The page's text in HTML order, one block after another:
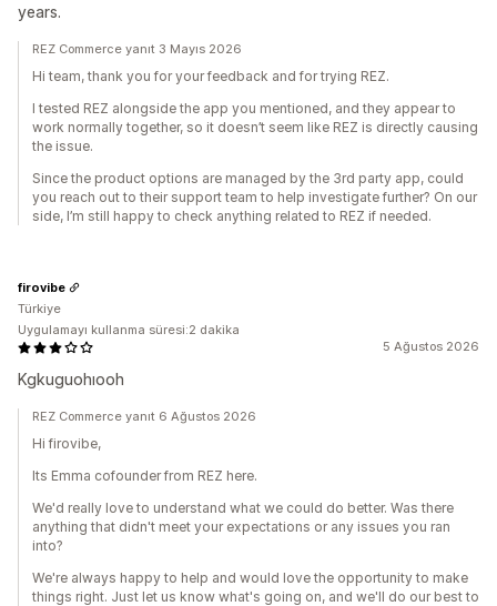
years.
REZ Commerce yanıt 3 Mayıs 2026
Hi team, thank you for your feedback and for trying REZ.
I tested REZ alongside the app you mentioned, and they appear to
work normally together, so it doesn’t seem like REZ is directly causing
the issue.
Since the product options are managed by the 3rd party app, could
you reach out to their support team to help investigate further? On our
side, I’m still happy to check anything related to REZ if needed.
5 Ağustos 2026
Kgkuguohıooh
firovibe
Türkiye
Uygulamayı kullanma süresi:2 dakika
REZ Commerce yanıt 6 Ağustos 2026
Hi firovibe,
Its Emma cofounder from REZ here.
We'd really love to understand what we could do better. Was there
anything that didn't meet your expectations or any issues you ran
into?
We're always happy to help and would love the opportunity to make
things right. Just let us know what's going on, and we'll do our best to